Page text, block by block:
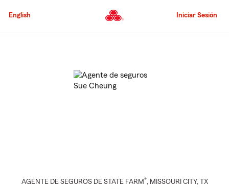
al
principal
English Iniciar Sesión
AGENTE DE SEGUROS DE STATE FARM®, MISSOURI CITY, TX